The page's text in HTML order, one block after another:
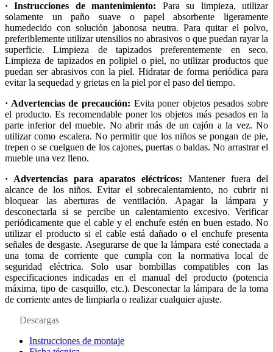
· Instrucciones de mantenimiento: Para su limpieza, utilizar
solamente un paño suave o papel absorbente ligeramente
humedecido con solución jabonosa neutra. Para quitar el polvo,
preferiblemente utilizar utensilios no abrasivos o que puedan rayar la
superficie. Limpieza de tapizados preferentemente en seco.
Limpieza de tapizados en polipiel o piel, no utilizar productos que
puedan ser abrasivos con la piel. Hidratar de forma periódica para
evitar la sequedad y grietas en la piel por el paso del tiempo.
· Advertencias de precaución: Evita poner objetos pesados sobre
el producto. Es recomendable poner los objetos más pesados en la
parte inferior del mueble. No abrir más de un cajón a la vez. No
utilizar como escalera. No permitir que los niños se pongan de pie,
trepen o se cuelguen de los cajones, puertas o baldas. No arrastrar el
mueble una vez lleno.
· Advertencias para aparatos eléctricos: Mantener fuera del
alcance de los niños. Evitar el sobrecalentamiento, no cubrir ni
bloquear las aberturas de ventilación. Apagar la lámpara y
desconectarla si se percibe un calentamiento excesivo. Verificar
periódicamente que el cable y el enchufe estén en buen estado. No
utilizar el producto si el cable está dañado o el enchufe presenta
señales de desgaste. Asegurarse de que la lámpara esté conectada a
una toma de corriente que cumpla con la normativa local de
seguridad eléctrica. Solo usar bombillas compatibles con las
especificaciones indicadas en el manual del producto (potencia
máxima, tipo de casquillo, etc.). Desconectar la lámpara de la toma
de corriente antes de limpiarla o realizar cualquier ajuste.
Descargas
Instrucciones de montaje